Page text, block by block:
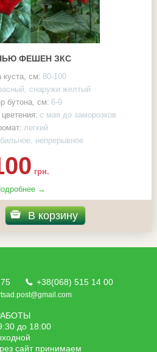
ФЕШЕН ЗКС
куста, см: 80-100
снаружи желтый
бутона, см: 6-9
с мая до заморозков
легкий
непрерывное
грн.
→
В корзину
+38(068) 515 14 00
до 18:00
сайт принимаем